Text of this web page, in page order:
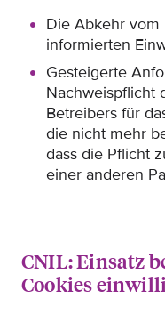
Die Abkehr vom
informierten
Gesteigerte
Nachweispflicht
Betreibers für
die nicht mehr
dass die Pflicht
einer anderen
CNIL: Einsatz
Cookies